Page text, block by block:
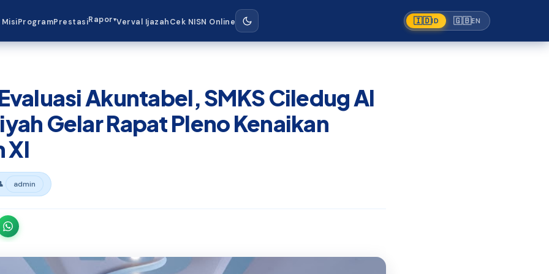
ProgramPrestasiRapor▾Verval IjazahCek NISN Online 🇮🇩ID 🇬🇧EN
Akuntabel, SMKS Ciledug Al
Gelar Rapat Pleno Kenaikan
XI
admin